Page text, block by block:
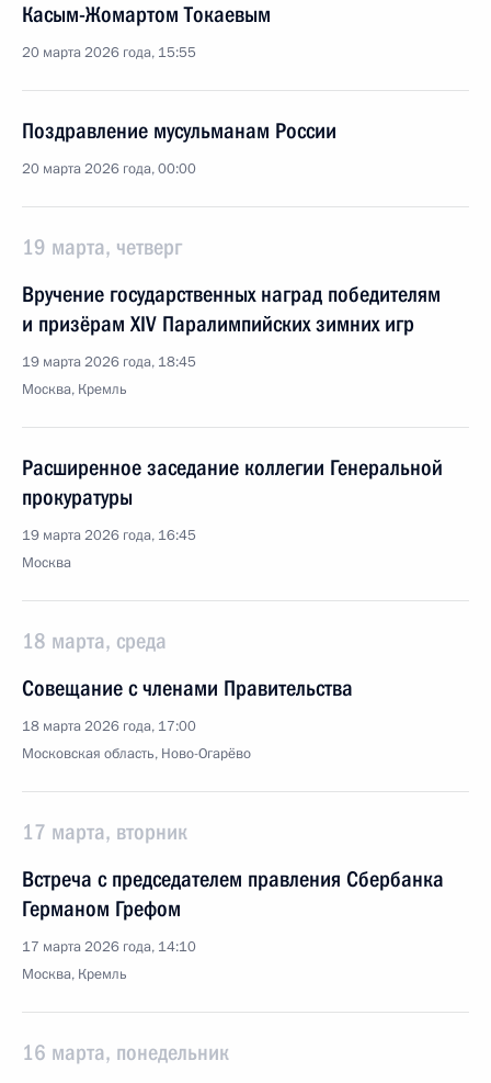
Касым-Жомартом Токаевым
20 марта 2026 года, 15:55
Поздравление мусульманам России
20 марта 2026 года, 00:00
19 марта, четверг
Вручение государственных наград победителям
и призёрам ХIV Паралимпийских зимних игр
19 марта 2026 года, 18:45
Москва, Кремль
Расширенное заседание коллегии Генеральной
прокуратуры
19 марта 2026 года, 16:45
Москва
18 марта, среда
Совещание с членами Правительства
18 марта 2026 года, 17:00
Московская область, Ново-Огарёво
17 марта, вторник
Встреча с председателем правления Сбербанка
Германом Грефом
17 марта 2026 года, 14:10
Москва, Кремль
16 марта, понедельник